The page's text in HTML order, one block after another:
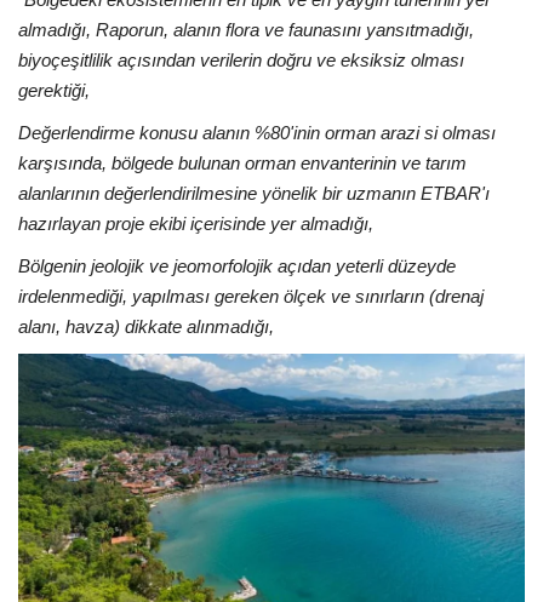
almadığı, Raporun, alanın flora ve faunasını yansıtmadığı,
biyoçeşitlilik açısından verilerin doğru ve eksiksiz olması
gerektiği,
Değerlendirme konusu alanın %80'inin orman arazi si olması
karşısında, bölgede bulunan orman envanterinin ve tarım
alanlarının değerlendirilmesine yönelik bir uzmanın ETBAR'ı
hazırlayan proje ekibi içerisinde yer almadığı,
Bölgenin jeolojik ve jeomorfolojik açıdan yeterli düzeyde
irdelenmediği, yapılması gereken ölçek ve sınırların (drenaj
alanı, havza) dikkate alınmadığı,